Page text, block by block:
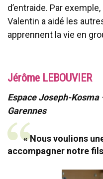
d’entraide. Par
Valentin a aidé les
apprennent la vie en
Jérôme LEBOUVIER
Espace Joseph-
Garennes
« Nous voulions
accompagner notre